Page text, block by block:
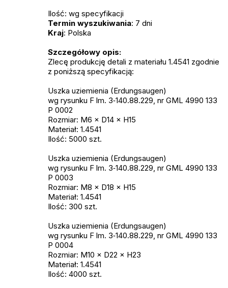
Ilość: wg specyfikacji
Termin wyszukiwania: 7 dni
Kraj: Polska
Szczegółowy opis:
Zlecę produkcję detali z materiału 1.4541 zgodnie
z poniższą specyfikacją:
Uszka uziemienia (Erdungsaugen)
wg rysunku F lm. 3‑140.88.229, nr GML 4990 133
P 0002
Rozmiar: M6 × D14 × H15
Materiał: 1.4541
Ilość: 5000 szt.
Uszka uziemienia (Erdungsaugen)
wg rysunku F lm. 3‑140.88.229, nr GML 4990 133
P 0003
Rozmiar: M8 × D18 × H15
Materiał: 1.4541
Ilość: 300 szt.
Uszka uziemienia (Erdungsaugen)
wg rysunku F lm. 3‑140.88.229, nr GML 4990 133
P 0004
Rozmiar: M10 × D22 × H23
Materiał: 1.4541
Ilość: 4000 szt.